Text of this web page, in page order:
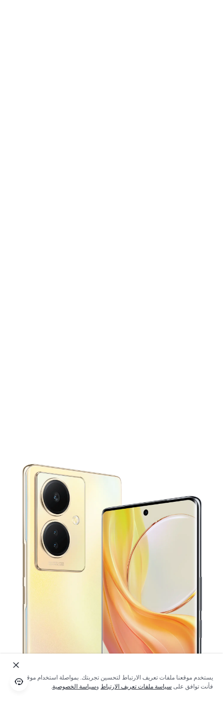
يستخدم موقعنا ملفات تعريف الارتباط لتحسين تجربتك. بمواصلة استخدام موقعنا؛
فأنت توافق على سياسة ملفات تعريف الارتباط وسياسة الخصوصية.